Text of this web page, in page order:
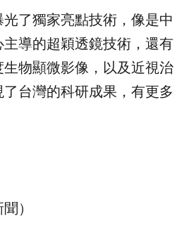
了獨家亮點技術，像是中
導的超穎透鏡技術，還有
物顯微影像，以及近視治
台灣的科研成果，有更多
）